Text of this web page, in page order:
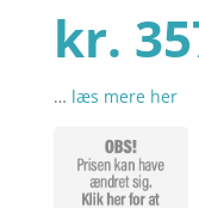
kr.
… læs mere her